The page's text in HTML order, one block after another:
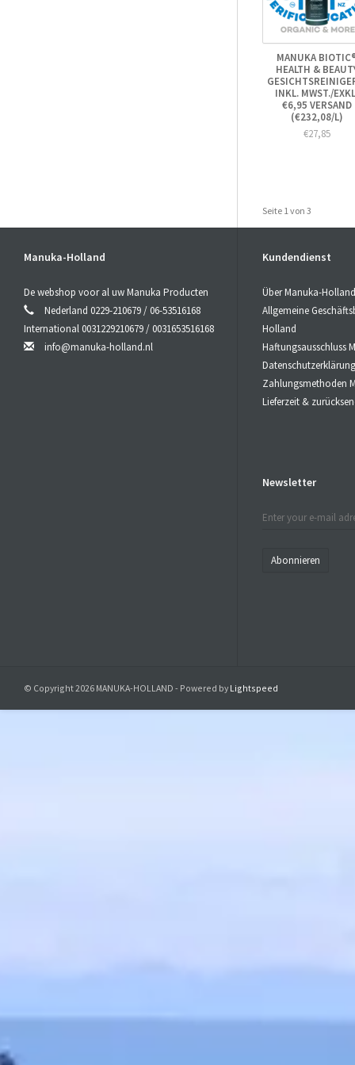
MANUKA
HEALTH &
INKL. MWST./
€6,95 VERSAND
(€232,08/L)
€27,85
Seite 1 von 3
Manuka-Holland
De webshop voor al uw Manuka Producten
Nederland 0229-210679 / 06-53516168
International 0031229210679 / 0031653516168
info@manuka-holland.nl
Kundendienst
Über Manuka-Holland
Allgemeine
Holland
Haftungsausschluss
Zahlungsmethoden
Lieferzeit &
Newsletter
Abonnieren
© Copyright 2026 MANUKA-HOLLAND - Powered by Lightspeed